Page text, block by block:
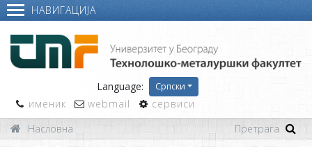
НАВИГАЦИЈА
Language: Српски
именик webmail
сервиси
Насловна